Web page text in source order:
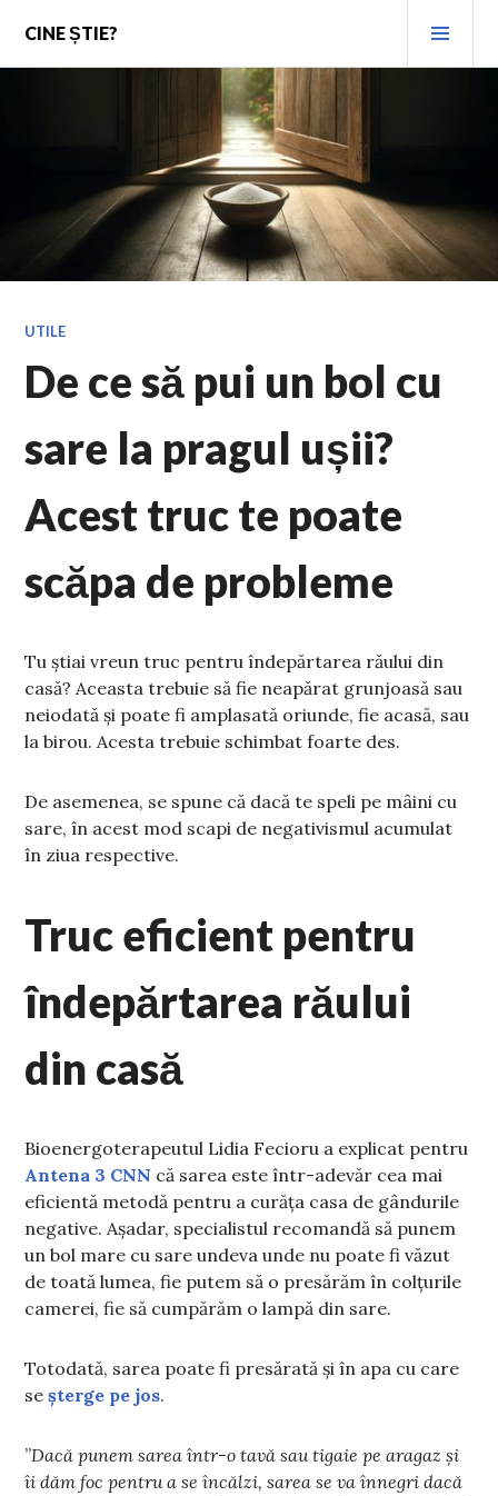
content
CINE ȘTIE?
UTILE
De ce să pui un bol cu
sare la pragul ușii?
Acest truc te poate
scăpa de probleme
Tu știai vreun truc pentru îndepărtarea răului din
casă? Aceasta trebuie să fie neapărat grunjoasă sau
neiodată și poate fi amplasată oriunde, fie acasă, sau
la birou. Acesta trebuie schimbat foarte des.
De asemenea, se spune că dacă te speli pe mâini cu
sare, în acest mod scapi de negativismul acumulat
în ziua respective.
Truc eficient pentru
îndepărtarea răului
din casă
Bioenergoterapeutul Lidia Fecioru a explicat pentru
Antena 3 CNN că sarea este într-adevăr cea mai
eficientă metodă pentru a curăța casa de gândurile
negative. Așadar, specialistul recomandă să punem
un bol mare cu sare undeva unde nu poate fi văzut
de toată lumea, fie putem să o presărăm în colțurile
camerei, fie să cumpărăm o lampă din sare.
Totodată, sarea poate fi presărată și în apa cu care
seșterge pe jos.
”Dacă punem sarea într-o tavă sau tigaie pe aragaz și
îi dăm foc pentru a se încălzi, sarea se va înnegri dacă